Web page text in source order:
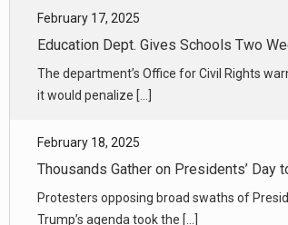
The department’s Office for Civil Rights
it would penalize [...]
February 18, 2025
Protesters opposing broad swaths of
Trump’s agenda took the [...]
February 17, 2025